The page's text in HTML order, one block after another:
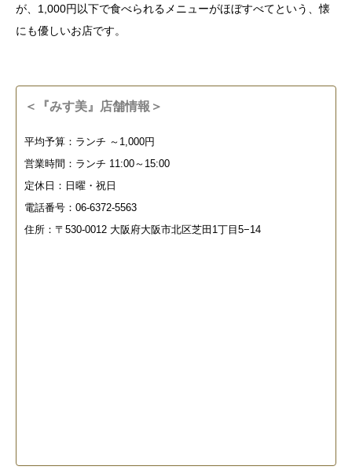
が、1,000円以下で食べられるメニューがほぼすべてという、懐
にも優しいお店です。
＜『みす美』店舗情報＞
平均予算：ランチ ～1,000円
営業時間：ランチ 11:00～15:00
定休日：日曜・祝日
電話番号：06-6372-5563
住所：〒530-0012 大阪府大阪市北区芝田1丁目5−14